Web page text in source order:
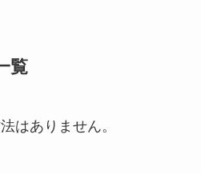
覧
はありません。